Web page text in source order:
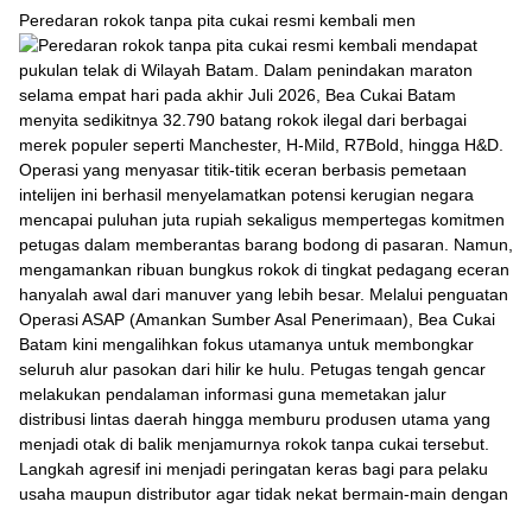
Peredaran rokok tanpa pita cukai resmi kembali men